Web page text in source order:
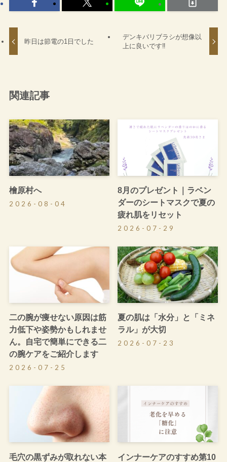
昨日は節電の1日でした
デンキバリブラシが想像以
上に良いです‼
関連記事
檜原村へ
2026-08-04
8月のプレゼント｜ラベン
ダーのシートマスクで夏の
疲れ肌をリセット
2026-07-29
二の腕が痩せない原因は筋
力低下や姿勢かもしれませ
ん。自宅で簡単にできる二
の腕ケアをご紹介します
2026-07-25
夏の肌は「水分」と「ミネ
ラル」が大切
2026-07-23
毛穴の黒ずみが取れない本
インナーケアのすすめ第10